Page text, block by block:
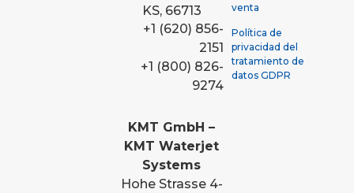
KS, 66713
+1 (620) 856-
2151
+1 (800) 826-
9274
KMT GmbH –
KMT Waterjet
Systems
Hohe Strasse 4-
venta
Política de
privacidad del
tratamiento de
datos GDPR